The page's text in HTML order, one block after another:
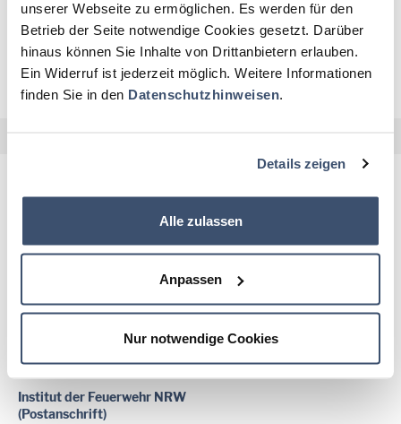
unserer Webseite zu ermöglichen. Es werden für den
Betrieb der Seite notwendige Cookies gesetzt. Darüber
hinaus können Sie Inhalte von Drittanbietern erlauben.
Ein Widerruf ist jederzeit möglich. Weitere Informationen
finden Sie in den Datenschutzhinweisen
Details zeigen
Alle zulassen
Anpassen
Nur notwendige Cookies
BEVÖLKERUNGSSCHUTZ
QUERSCHNITTSTHEMEN
Für regelmäßige Informationen abonnieren Sie gerne unseren
Institut der Feuerwehr NRW
(Hausanschrift)
Wolbecker Str. 237
D - 48155 Münster
Institut der Feuerwehr NRW
(Postanschrift)